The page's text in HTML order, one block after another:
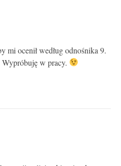
mi ocenił według odnośnika 9.
w pracy.